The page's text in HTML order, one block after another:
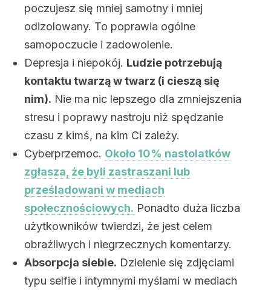
poczujesz się mniej samotny i mniej
odizolowany. To poprawia ogólne
samopoczucie i zadowolenie.
Depresja i niepokój. Ludzie potrzebują
kontaktu twarzą w twarz (i cieszą się
nim). Nie ma nic lepszego dla zmniejszenia
stresu i poprawy nastroju niż spędzanie
czasu z kimś, na kim Ci zależy.
Cyberprzemoc. Około 10% nastolatków
zgłasza, że byli zastraszani lub
prześladowani w mediach
społecznościowych. Ponadto duża liczba
użytkowników twierdzi, że jest celem
obraźliwych i niegrzecznych komentarzy.
Absorpcja siebie. Dzielenie się zdjęciami
typu selfie i intymnymi myślami w mediach